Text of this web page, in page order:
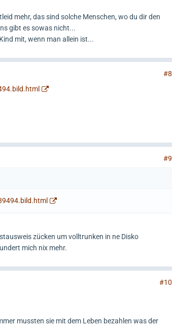
mehr, das sind solche Menschen, wo du dir den
gibt es sowas nicht...
mit, wenn man allein ist...
#8
#9
zücken um volltrunken in ne Disko
mich nix mehr.
#10
mussten sie mit dem Leben bezahlen was der